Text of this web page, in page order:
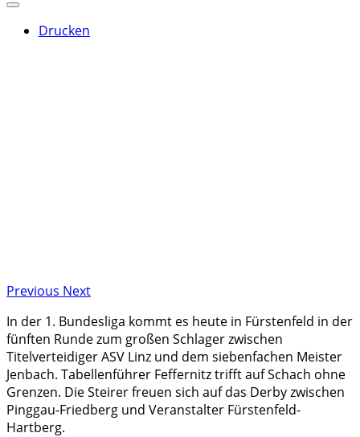
Drucken
Previous Next
In der 1. Bundesliga kommt es heute in Fürstenfeld in der
fünften Runde zum großen Schlager zwischen
Titelverteidiger ASV Linz und dem siebenfachen Meister
Jenbach. Tabellenführer Feffernitz trifft auf Schach ohne
Grenzen. Die Steirer freuen sich auf das Derby zwischen
Pinggau-Friedberg und Veranstalter Fürstenfeld-
Hartberg.